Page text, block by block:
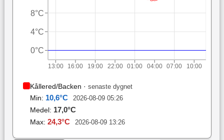
13:00 16:00 19:00 22:00 01:00 04:00 07:00 10:00
0°C
4°C
8°C
Kållered/Backen · senaste dygnet
Min: 10,6°C 2026-08-09 05:26
Medel: 17,0°C
Max: 24,3°C 2026-08-09 13:26